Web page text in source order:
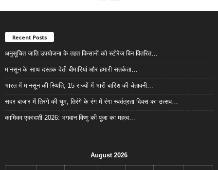
Recent Posts
अनुसूचित जाति उपयोजना के तहत किसानों को स्टोरेज बिन वितरित…
मानसून के साथ दस्तक देती बीमारियां और हमारी सतर्कता…
भारत में मानसून की स्थिति, 15 राज्यों में भारी बारिश की चेतावनी…
सदर बाजार में तिरंगे की धूम, तिरंगे के रंग में रंगा स्वतंत्रता दिवस का उत्सव…
कामिका एकादशी 2026: भगवान विष्णु की पूजा का महत्व…
August 2026